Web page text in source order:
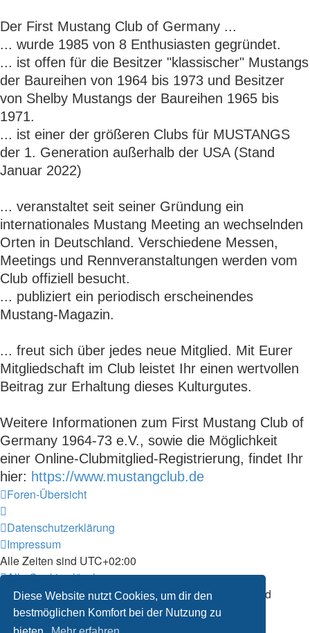
Diese Website nutzt Cookies, um dir den
bestmöglichen Komfort bei der Nutzung zu
Der First Mustang Club of Germany ...
... wurde 1985 von 8 Enthusiasten gegründet.
... ist offen für die Besitzer "klassischer" Mustangs
der Baureihen von 1964 bis 1973 und Besitzer
von Shelby Mustangs der Baureihen 1965 bis
1971.
... ist einer der größeren Clubs für MUSTANGS
der 1. Generation außerhalb der USA (Stand
Januar 2022)
... veranstaltet seit seiner Gründung ein
internationales Mustang Meeting an wechselnden
Orten in Deutschland. Verschiedene Messen,
Meetings und Rennveranstaltungen werden vom
Club offiziell besucht.
... publiziert ein periodisch erscheinendes
Mustang-Magazin.
... freut sich über jedes neue Mitglied. Mit Eurer
Mitgliedschaft im Club leistet Ihr einen wertvollen
Beitrag zur Erhaltung dieses Kulturgutes.
Weitere Informationen zum First Mustang Club of
Germany 1964-73 e.V., sowie die Möglichkeit
einer Online-Clubmitglied-Registrierung, findet Ihr
hier: https://www.mustangclub.de
Foren-Übersicht
Datenschutzerklärung
Impressum
Alle Zeiten sind UTC+02:00
Alle Cookies löschen
Powered byphpBB® Forum Software © phpBB Limited
Deutsche Übersetzung durch phpBB.de
Datenschutz|Nutzungsbedingungen